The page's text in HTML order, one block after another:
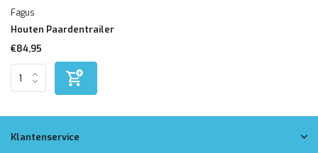
Fagus
Houten Paardentrailer
€84,95
Klantenservice